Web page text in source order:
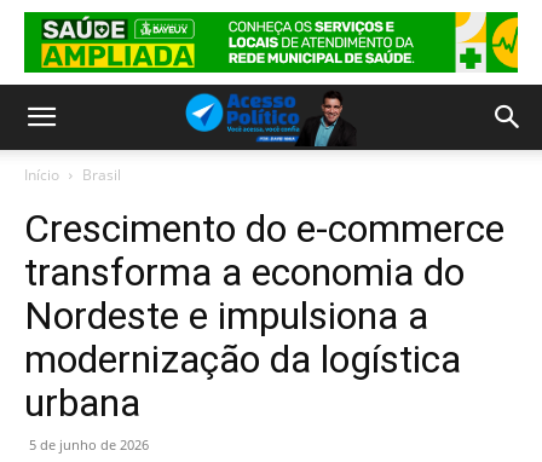
Início Brasil
Crescimento do e-commerce
transforma a economia do
Nordeste e impulsiona a
modernização da logística
urbana
5 de junho de 2026